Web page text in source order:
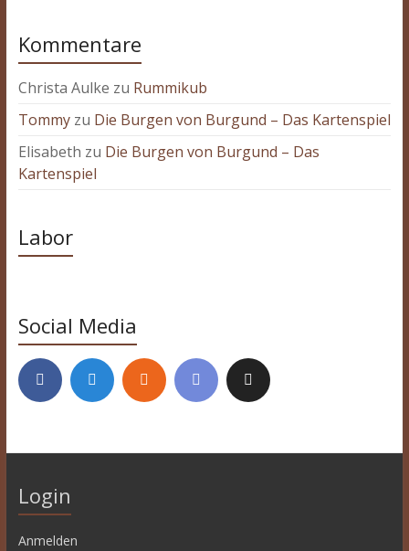
Kommentare
Christa Aulke zu Rummikub
Tommyzu Die Burgen von Burgund – Das Kartenspiel
Elisabeth zu Die Burgen von Burgund – Das
Kartenspiel
Labor
Social Media
Login
Anmelden